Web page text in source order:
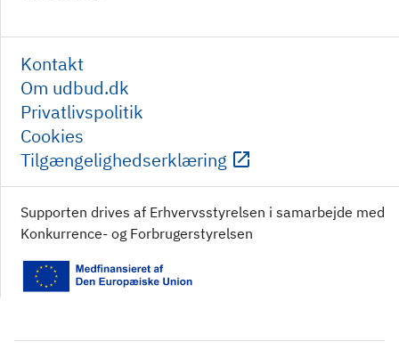
Kontakt
Om udbud.dk
Privatlivspolitik
Cookies
Tilgængelighedserklæring
Supporten drives af Erhvervsstyrelsen i samarbejde med
Konkurrence- og Forbrugerstyrelsen